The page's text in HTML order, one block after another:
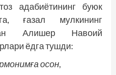
адабиётининг буюк
ғазал мулкининг
Алишер Навоий
ёдга тушди:
осон,